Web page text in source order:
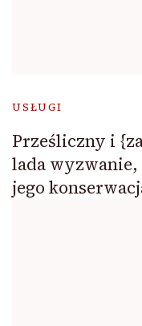
USŁUGI
Prześliczny i
lada
jego